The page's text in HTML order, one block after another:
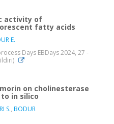
activity of
fatty acids
E.
Days EBDays 2024, 27 -
on cholinesterase
in silico
S., BODUR